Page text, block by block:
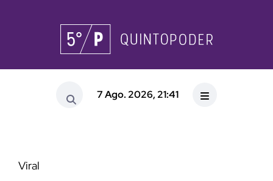
7 Ago. 2026, 21:41
Viral